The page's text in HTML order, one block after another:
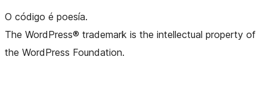
O código é poesía.
The WordPress® trademark is the intellectual property of
the WordPress Foundation.